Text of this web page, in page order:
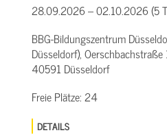
28.09.2026 – 02.10.2026 (5
BBG-Bildungszentrum
Düsseldorf), Oerschbachstraße
40591 Düsseldorf
Freie Plätze:24
DETAILS